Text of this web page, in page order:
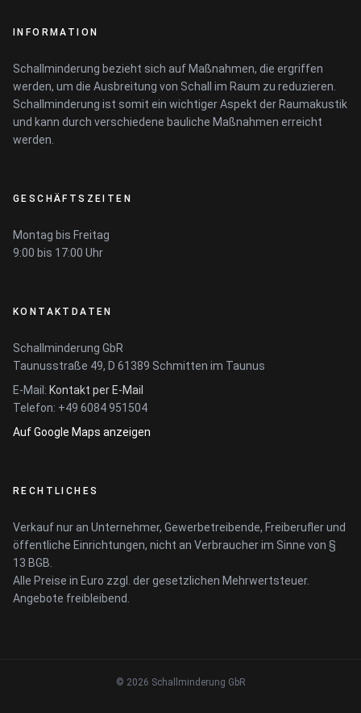
INFORMATION
Schallminderung bezieht sich auf Maßnahmen, die ergriffen
werden, um die Ausbreitung von Schall im Raum zu reduzieren.
Schallminderung ist somit ein wichtiger Aspekt der Raumakustik
und kann durch verschiedene bauliche Maßnahmen erreicht
werden.
GESCHÄFTSZEITEN
Montag bis Freitag
9:00 bis 17:00 Uhr
KONTAKTDATEN
Schallminderung GbR
Taunusstraße 49, D 61389 Schmitten im Taunus
E-Mail: Kontakt per E-Mail
Telefon: +49 6084 951504
Auf Google Maps anzeigen
RECHTLICHES
Verkauf nur an Unternehmer, Gewerbetreibende, Freiberufler und
öffentliche Einrichtungen, nicht an Verbraucher im Sinne von §
13 BGB.
Alle Preise in Euro zzgl. der gesetzlichen Mehrwertsteuer.
Angebote freibleibend.
© 2026 Schallminderung GbR